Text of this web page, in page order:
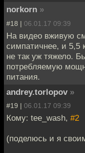
norkorn »
#18 | 06.01.17 09:39
На видео вживую
симпатичнее, и 5,5
не так уж тяжело.
потребляемую
питания.
andrey.torlopov »
#19 | 06.01.17 09:39
Кому: tee_wash, #2
(поделюсь и я